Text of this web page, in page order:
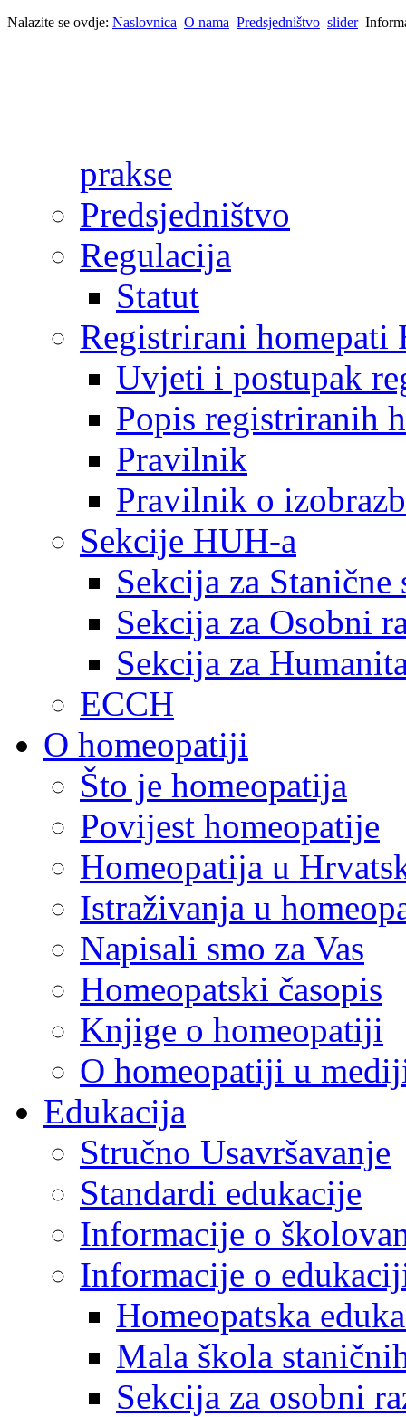
Nalazite se ovdje: Naslovnica O nama Predsjedništvo slider
prakse
Predsjedništvo
Regulacija
Statut
Registrirani homepati
Uvjeti i postupak
Popis registriranih
Pravilnik
Pravilnik o
Sekcije HUH-a
Sekcija za Stanične
Sekcija za Osobni
Sekcija za
ECCH
O homeopatiji
Što je homeopatija
Povijest homeopatije
Homeopatija u
Istraživanja u
Napisali smo za Vas
Homeopatski časopis
Knjige o homeopatiji
O homeopatiji u
Edukacija
Stručno Usavršavanje
Standardi edukacije
Informacije o
Informacije o
Homeopatska
Mala škola
Sekcija za osobni